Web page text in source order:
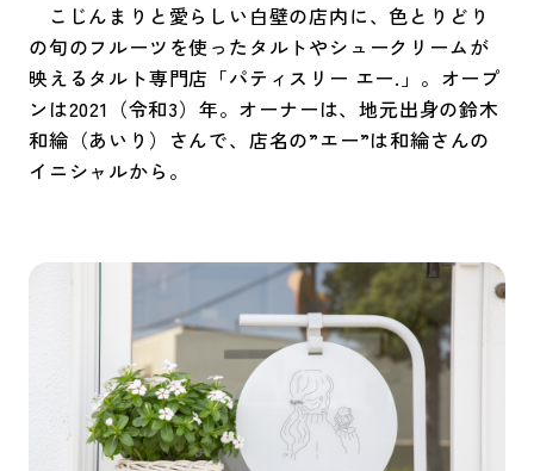
こじんまりと愛らしい白壁の店内に、色とりどり
の旬のフルーツを使ったタルトやシュークリームが
映えるタルト専門店「パティスリー エー.」。オープ
ンは2021（令和3）年。オーナーは、地元出身の鈴木
和綸（あいり）さんで、店名の”エー”は和綸さんの
イニシャルから。